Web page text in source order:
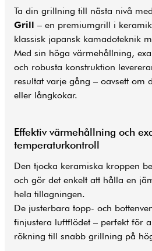
Ta din grillning till nästa nivå med
Grill – en premiumgrill i
klassisk japansk kamadoteknik
Med sin höga värmehållning,
och robusta konstruktion
resultat varje gång – oavsett om
eller långkokar.
Effektiv värmehållning och
temperaturkontroll
Den tjocka keramiska kroppen
och gör det enkelt att hålla en
hela tillagningen.
De justerbara topp- och
finjustera luftflödet – perfekt för
rökning till snabb grillning på